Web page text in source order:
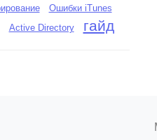
Ошибки iTunes
Active Directory гайд